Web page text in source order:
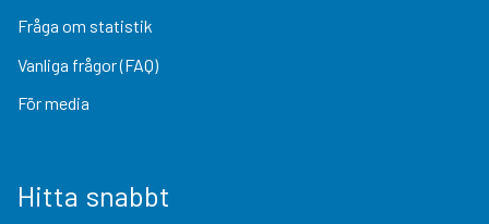
Fråga om statistik
Vanliga frågor (FAQ)
För media
Hitta snabbt